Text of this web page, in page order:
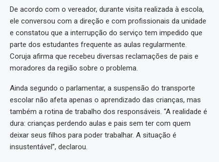
De acordo com o vereador, durante visita realizada à escola,
ele conversou com a direção e com profissionais da unidade
e constatou que a interrupção do serviço tem impedido que
parte dos estudantes frequente as aulas regularmente.
Coruja afirma que recebeu diversas reclamações de pais e
moradores da região sobre o problema.
Ainda segundo o parlamentar, a suspensão do transporte
escolar não afeta apenas o aprendizado das crianças, mas
também a rotina de trabalho dos responsáveis. “A realidade é
dura: crianças perdendo aulas e pais sem ter com quem
deixar seus filhos para poder trabalhar. A situação é
insustentável”, declarou.